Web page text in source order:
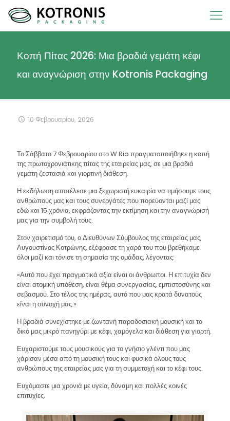
Κοπή Πίτας 2026: Μια βραδιά γεμάτη κέφι
και αναγνώριση στην Kotronis Packaging
10 Φεβρουαρίου, 2026
Το Σάββατο 7 Φεβρουαρίου στο W Rio πραγματοποιήθηκε η κοπή
της πρωτοχρονιάτικης πίτας της εταιρείας μας, σε μια βραδιά
γεμάτη ζεστασιά και γιορτινή διάθεση.
Η εκδήλωση αποτέλεσε μια ξεχωριστή ευκαιρία να τιμήσουμε τους
ανθρώπους μας και τους συνεργάτες που πορεύονται μαζί μας
εδώ και 15 χρόνια, εκφράζοντας την εκτίμηση και την αναγνώρισή
μας για την συμβολή τους.
Στον χαιρετισμό του, ο Διευθύνων Σύμβουλος της εταιρείας μας,
Αυγουστίνος Κοτρώνης, εξέφρασε τη χαρά του που βρεθήκαμε
όλοι μαζί και τόνισε τη σημασία της ομάδας, λέγοντας:
«Αυτό που έχει πραγματικά αξία είναι οι άνθρωποι. Η επιτυχία δεν
είναι ατομική υπόθεση, είναι θέμα συνεργασίας, εμπιστοσύνης και
σεβασμού. Στο τέλος της ημέρας, αυτό που μας κρατά δυνατούς
είναι η συνοχή μας.»
Η βραδιά συνεχίστηκε με ζωντανή παραδοσιακή μουσική και το
δικό μας μικρό πανηγύρι με κέφι, χαμόγελα και διάθεση για γιορτή.
Ευχαριστούμε τους μουσικούς για το γνήσιο γλέντι που μας
χάρισαν μέσα από τη μουσική τους και φυσικά όλους τους
ανθρώπους της εταιρείας μας για τη συμμετοχή και το κέφι τους.
Ευχόμαστε μια χρονιά με υγεία, δύναμη και πολλές κοινές
επιτυχίες.